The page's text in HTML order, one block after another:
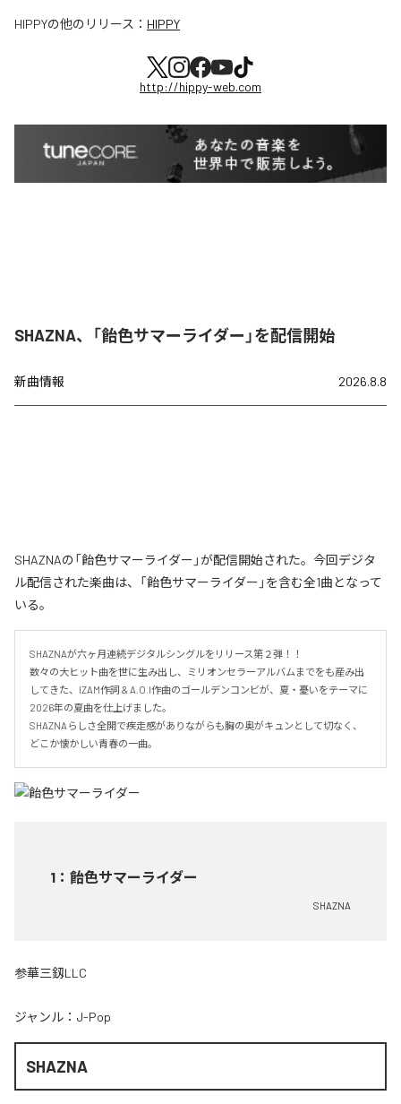
HIPPYの他のリリース： HIPPY
http://hippy-web.com
SHAZNA、「飴色サマーライダー」を配信開始
新曲情報 2026.8.8
SHAZNAの「飴色サマーライダー」が配信開始された。今回デジタ
ル配信された楽曲は、「飴色サマーライダー」を含む全1曲となって
いる。
SHAZNAが六ヶ月連続デジタルシングルをリリース第２弾！！
数々の大ヒット曲を世に生み出し、ミリオンセラーアルバムまでをも産み出
してきた、IZAM作詞 & A.O.I作曲のゴールデンコンビが、夏・憂いをテーマに
2026年の夏曲を仕上げました。
SHAZNAらしさ全開で疾走感がありながらも胸の奥がキュンとして切なく、
どこか懐かしい青春の一曲。
1 ： 飴色サマーライダー
SHAZNA
参華三釼LLC
ジャンル： J-Pop
SHAZNA